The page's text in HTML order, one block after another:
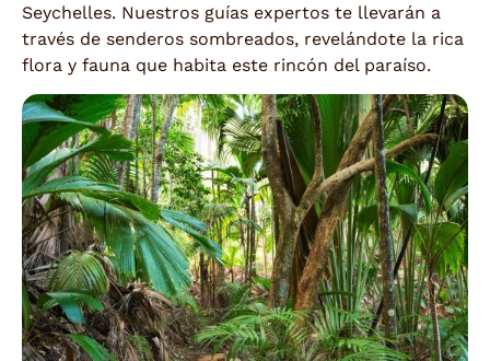
Seychelles. Nuestros guías expertos te llevarán a
través de senderos sombreados, revelándote la rica
flora y fauna que habita este rincón del paraíso.